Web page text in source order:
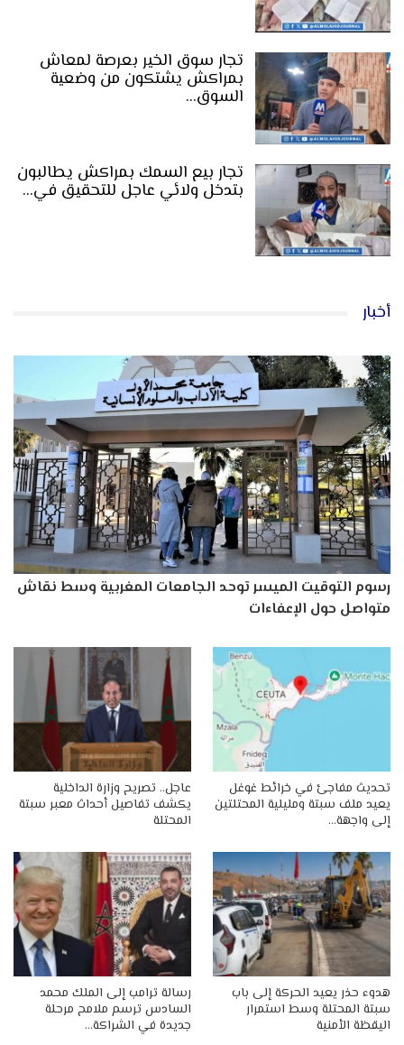
تجار سوق الخير بعرصة لمعاش
بمراكش يشتكون من وضعية
السوق…
تجار بيع السمك بمراكش يطالبون
بتدخل ولائي عاجل للتحقيق في…
أخبار
رسوم التوقيت الميسر توحد الجامعات المغربية وسط نقاش
متواصل حول الإعفاءات
تحديث مفاجئ في خرائط غوغل
يعيد ملف سبتة ومليلية المحتلتين
إلى واجهة…
عاجل.. تصريح وزارة الداخلية
يكشف تفاصيل أحداث معبر سبتة
المحتلة
هدوء حذر يعيد الحركة إلى باب
سبتة المحتلة وسط استمرار
اليقظة الأمنية
رسالة ترامب إلى الملك محمد
السادس ترسم ملامح مرحلة
جديدة في الشراكة…